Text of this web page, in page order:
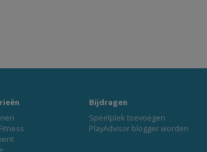
Bijdragen
Speelplek toevoegen
PlayAdvisor blogger worden